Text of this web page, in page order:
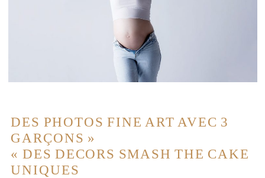
DES PHOTOS FINE ART AVEC 3
GARÇONS »
« DES DECORS SMASH THE CAKE
UNIQUES